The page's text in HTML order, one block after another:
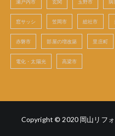
瀬戸内市 玄関 玉野市 病
窓サッシ 笠岡市 総社市
赤磐市 部屋の増改築 里庄町
電化・太陽光 高梁市
Copyright © 2020 岡山リフ